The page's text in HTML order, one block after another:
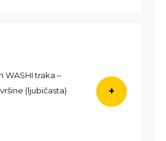
WASHI traka –
(ljubičasta)
+